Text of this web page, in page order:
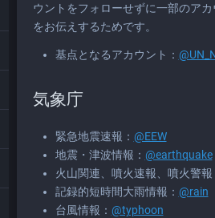
ウントをフォローせずに一部のア
をお伝えするためです。
基点となるアカウント：
気象庁
緊急地震速報： @EEW
地震・津波情報： @earthquake
火山関連、噴火速報、噴火警報
記録的短時間大雨情報： @rain
台風情報： @typhoon